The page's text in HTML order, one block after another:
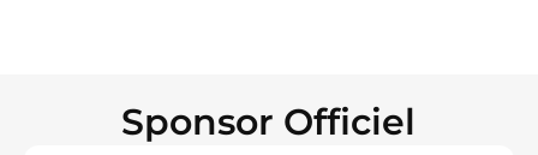
Sponsor Officiel